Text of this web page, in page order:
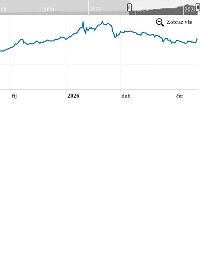
2020 2022 2024 2026
Zobraz vše
říj 2026 dub čer